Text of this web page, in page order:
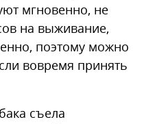
мгновенно, не
на выживание,
поэтому можно
вовремя принять
съела